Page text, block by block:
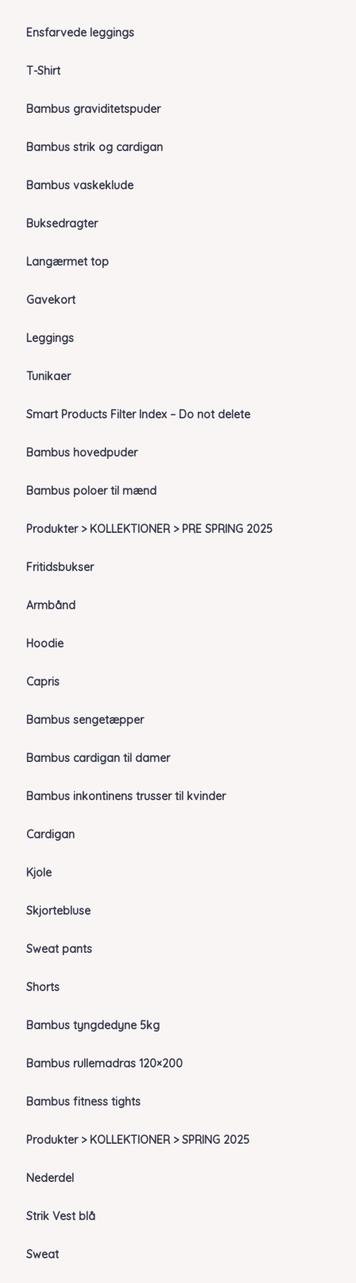
Ensfarvede leggings
T-Shirt
Bambus graviditetspuder
Bambus strik og cardigan
Bambus vaskeklude
Buksedragter
Langærmet top
Gavekort
Leggings
Tunikaer
Smart Products Filter Index – Do not delete
Bambus hovedpuder
Bambus poloer til mænd
Produkter > KOLLEKTIONER > PRE SPRING 2025
Fritidsbukser
Armbånd
Hoodie
Capris
Bambus sengetæpper
Bambus cardigan til damer
Bambus inkontinens trusser til kvinder
Cardigan
Kjole
Skjortebluse
Sweat pants
Shorts
Bambus tyngdedyne 5kg
Bambus rullemadras 120×200
Bambus fitness tights
Produkter > KOLLEKTIONER > SPRING 2025
Nederdel
Strik Vest blå
Sweat